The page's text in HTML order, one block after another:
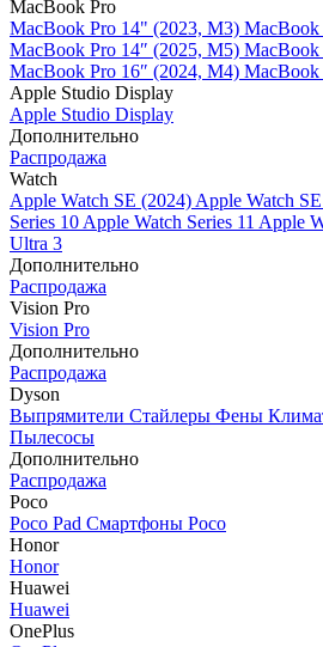
MacBook Pro
MacBook Pro 14" (2023, M3) MacBook
MacBook Pro 14″ (2025, M5)
MacBook Pro 16″ (2024, M4)
Apple Studio Display
Apple Studio Display
Дополнительно
Распродажа
Watch
Apple Watch SE (2024) Apple Watch
Series 10 Apple Watch Series 11 Apple
Ultra 3
Дополнительно
Распродажа
Vision Pro
Vision Pro
Дополнительно
Распродажа
Dyson
Выпрямители Стайлеры Фены
Пылесосы
Дополнительно
Распродажа
Poco
Poco Pad Смартфоны Poco
Honor
Honor
Huawei
Huawei
OnePlus